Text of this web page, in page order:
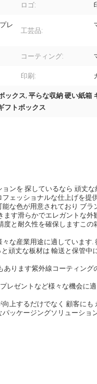
ロゴ:
レ
工芸品:
コーティング:
印刷:
ックス, 平らな収納 硬い紙箱
フトボックス
ンを 探しているなら 頑丈
ェッショナルな仕上げを提
な色が用意されており ブ
す滑らかでエレガントな外
と耐久性を確保しますこの
な産業用途に適しています.
頑丈な板材は 輸送と保管中
ります紫外線コーティング
レゼントなど様々な機会に
上するだけでなく 顧客に
ッケージングソリューショ